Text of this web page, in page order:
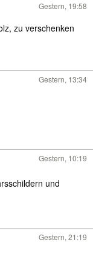
Gestern, 19:58
zu verschenken
Gestern, 13:34
Gestern, 10:19
und
Gestern, 21:19